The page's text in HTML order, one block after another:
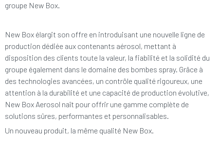
groupe New Box.
New Box élargit son offre en introduisant une nouvelle ligne de
production dédiée aux contenants aérosol, mettant à
disposition des clients toute la valeur, la fiabilité et la solidité du
groupe également dans le domaine des bombes spray. Grâce à
des technologies avancées, un contrôle qualité rigoureux, une
attention à la durabilité et une capacité de production évolutive,
New Box Aerosol naît pour offrir une gamme complète de
solutions sûres, performantes et personnalisables.
Un nouveau produit, la même qualité New Box.